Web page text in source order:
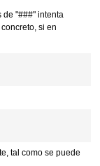
de "###" intenta
si en
tal como se puede